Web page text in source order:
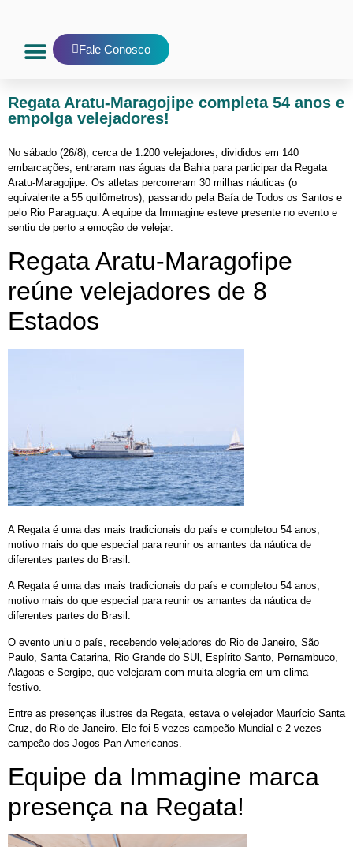
Fale Conosco
Regata Aratu-Maragojipe completa 54 anos e
empolga velejadores!
No sábado (26/8), cerca de 1.200 velejadores, divididos em 140
embarcações, entraram nas águas da Bahia para participar da Regata
Aratu-Maragojipe. Os atletas percorreram 30 milhas náuticas (o
equivalente a 55 quilômetros), passando pela Baía de Todos os Santos e
pelo Rio Paraguaçu. A equipe da Immagine esteve presente no evento e
sentiu de perto a emoção de velejar.
Regata Aratu-Maragofipe
reúne velejadores de 8
Estados
A Regata é uma das mais tradicionais do país e completou 54 anos,
motivo mais do que especial para reunir os amantes da náutica de
diferentes partes do Brasil.
A Regata é uma das mais tradicionais do país e completou 54 anos,
motivo mais do que especial para reunir os amantes da náutica de
diferentes partes do Brasil.
O evento uniu o país, recebendo velejadores do Rio de Janeiro, São
Paulo, Santa Catarina, Rio Grande do SUl, Espírito Santo, Pernambuco,
Alagoas e Sergipe, que velejaram com muita alegria em um clima
festivo.
Entre as presenças ilustres da Regata, estava o velejador Maurício Santa
Cruz, do Rio de Janeiro. Ele foi 5 vezes campeão Mundial e 2 vezes
campeão dos Jogos Pan-Americanos.
Equipe da Immagine marca
presença na Regata!